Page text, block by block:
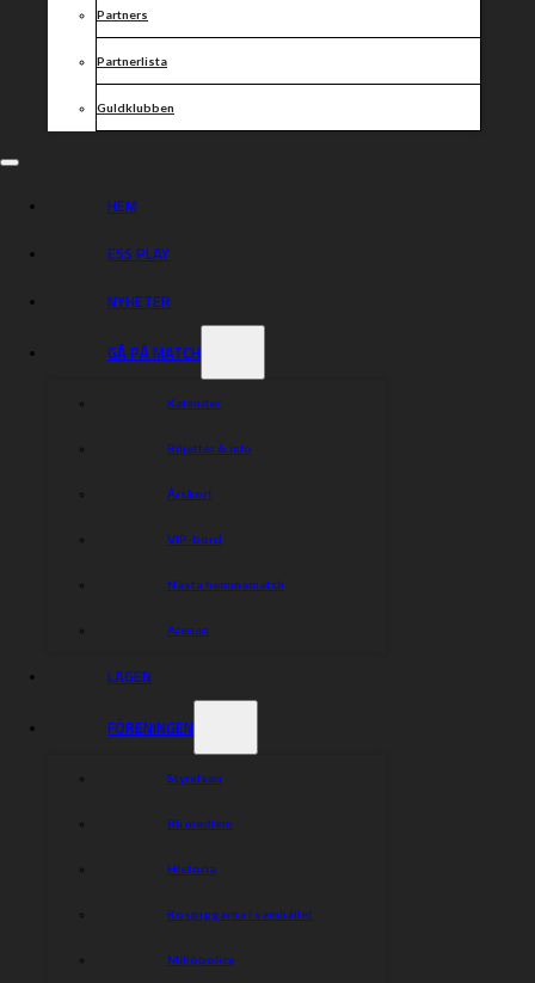
Partners
Partnerlista
Guldklubben
HEM
ESS PLAY
NYHETER
GÅ PÅ MATCH
Kalender
Biljetter & info
Årskort
VIP-bord
Nästa hemmamatch
Arenan
LAGEN
FÖRENINGEN
Styrelsen
Bli medlem
Historia
Rospiggarna i samhället
Miljöpolicy
Team Campus Roslagen har hemmamatch på söndag
Kom och stötta framtiden. Hoppas vi ses!
Dante Johansson (K)
Tyr Söderblom
Frank Borg
Alexander Jacobsson Sundkvist
Nivo Hatva
Casper Appelgren
Leo Klasson